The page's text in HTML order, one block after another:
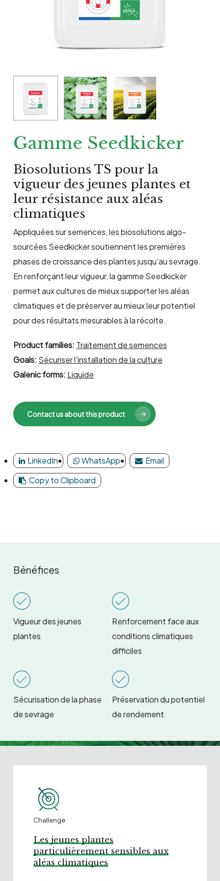
Gamme Seedkicker
Biosolutions TS pour la
vigueur des jeunes plantes et
leur résistance aux aléas
climatiques
Appliquées sur semences, les biosolutions algo-
sourcées Seedkicker soutiennent les premières
phases de croissance des plantes jusqu’au sevrage.
En renforçant leur vigueur, la gamme Seedkicker
permet aux cultures de mieux supporter les aléas
climatiques et de préserver au mieux leur potentiel
pour des résultats mesurables à la récolte.
Product families: Traitement de semences
Goals: Sécuriser l'installation de la culture
Galenic forms: Liquide
Contact us about this product
LinkedIn WhatsApp
Email
Copy to Clipboard
Bénéfices
Vigueur des jeunes
plantes
Renforcement face aux
conditions climatiques
difficiles
Sécurisation de la phase
de sevrage
Préservation du potentiel
de rendement
Challenge
Les jeunes plantes
particulièrement sensibles aux
aléas climatiques